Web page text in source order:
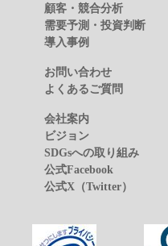
顧客・競合分析
需要予測・投資判断
導入事例
お問い合わせ
よくあるご質問
会社案内
ビジョン
SDGsへの取り組み
公式Facebook
公式X（Twitter）